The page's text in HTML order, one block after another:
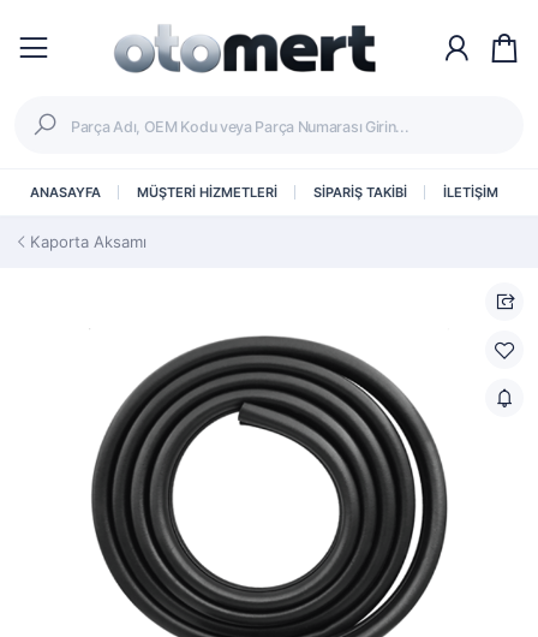
ANASAYFA MÜŞTERİ HİZMETLERİ SİPARİŞ TAKİBİ İLETİŞİM
Kaporta Aksamı